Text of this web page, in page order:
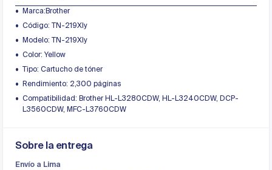
Marca:Brother
Código: TN-219Xly
Modelo: TN-219Xly
Color: Yellow
Tipo: Cartucho de tóner
Rendimiento: 2,300 páginas
Compatibilidad: Brother HL-L3280CDW, HL-L3240CDW, DCP-
L3560CDW, MFC-L3760CDW
Sobre la entrega
Envío a Lima